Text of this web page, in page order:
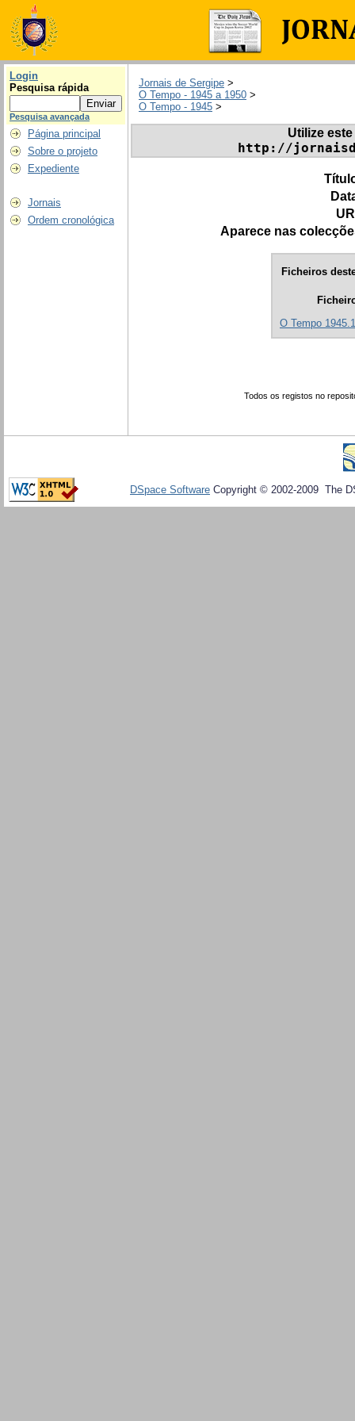
Login
Pesquisa rápida
Pesquisa avançada
Página principal
Sobre o projeto
Expediente
Jornais
Ordem cronológica
Jornais de Sergipe >
O Tempo - 1945 a 1950 >
O Tempo - 1945 >
Utilize
http://
Aparece nas
Ficheiros
O Tempo
Todos os registos no
DSpace Software Copyright © 2002-2009 The